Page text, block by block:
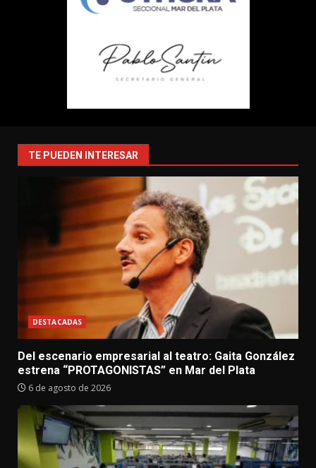
TE PUEDEN INTERESAR
DESTACADAS
Del escenario empresarial al teatro: Gaita González
estrena “PROTAGONISTAS” en Mar del Plata
6 de agosto de 2026